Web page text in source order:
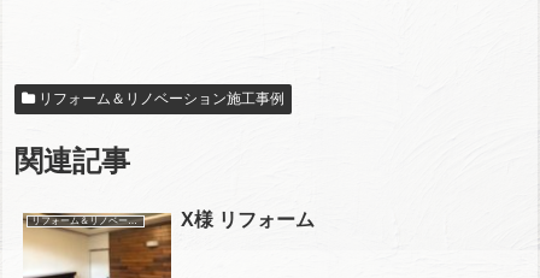
リフォーム＆リノベーション施工事例
関連記事
リフォーム＆リノベーション施工事例 X様 リフォーム